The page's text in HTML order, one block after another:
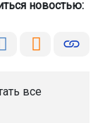
новостью:
все